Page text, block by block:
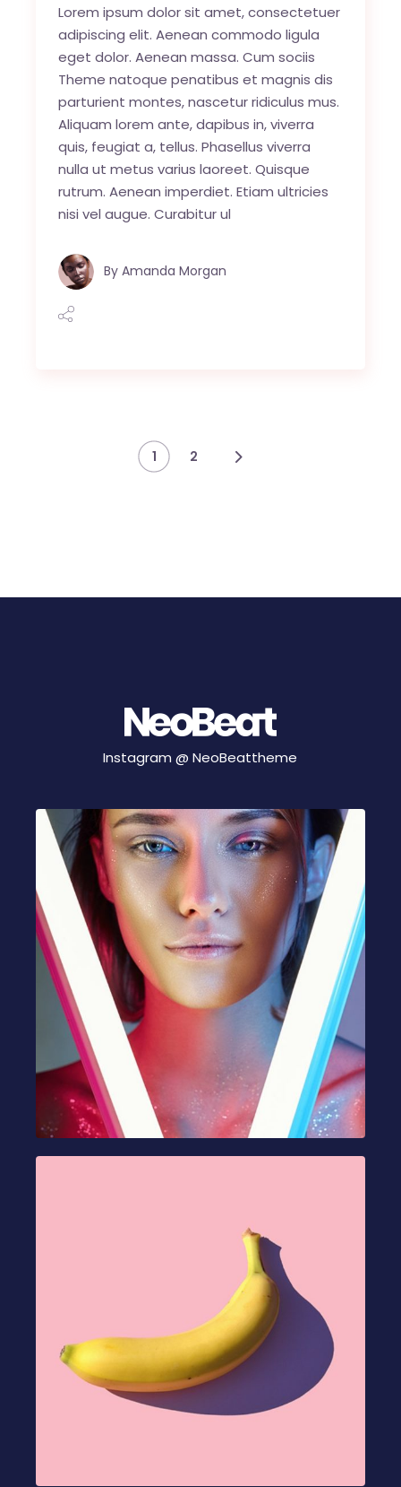
Lorem ipsum dolor sit amet, consectetuer
adipiscing elit. Aenean commodo ligula
eget dolor. Aenean massa. Cum sociis
Theme natoque penatibus et magnis dis
parturient montes, nascetur ridiculus mus.
Aliquam lorem ante, dapibus in, viverra
quis, feugiat a, tellus. Phasellus viverra
nulla ut metus varius laoreet. Quisque
rutrum. Aenean imperdiet. Etiam ultricies
nisi vel augue. Curabitur ul
By Amanda Morgan
1 2
Instagram @NeoBeattheme